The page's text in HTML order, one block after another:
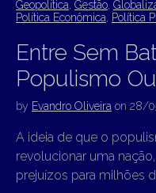
Geopolítica Gestão
Política Econômica
Política
Entre Sem
Populismo
by Evandro Oliveira on 28/
A ideia de que o
revolucionar uma
prejuízos para milhões